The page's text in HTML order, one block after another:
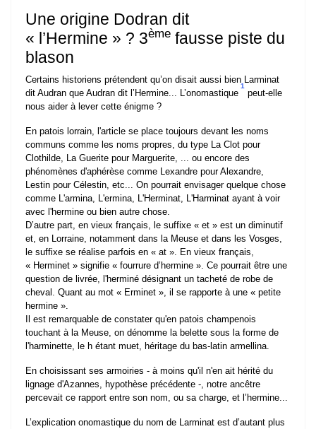
Une origine Dodran dit
« l’Hermine » ? 3ème fausse piste du
blason
Certains historiens prétendent qu’on disait aussi bien Larminat
dit Audran que Audran dit l’Hermine... L’onomastique
1
peut-elle
nous aider à lever cette énigme ?
En patois lorrain, l'article se place toujours devant les noms
communs comme les noms propres, du type La Clot pour
Clothilde, La Guerite pour Marguerite, ... ou encore des
phénomènes d'aphérèse comme Lexandre pour Alexandre,
Lestin pour Célestin, etc... On pourrait envisager quelque chose
comme L'armina, L'ermina, L'Herminat, L'Harminat ayant à voir
avec l'hermine ou bien autre chose.
D’autre part, en vieux français, le suffixe « et » est un diminutif
et, en Lorraine, notamment dans la Meuse et dans les Vosges,
le suffixe se réalise parfois en « at ». En vieux français,
« Herminet » signifie « fourrure d’hermine ». Ce pourrait être une
question de livrée, l'herminé désignant un tacheté de robe de
cheval. Quant au mot « Erminet », il se rapporte à une « petite
hermine ».
Il est remarquable de constater qu'en patois champenois
touchant à la Meuse, on dénomme la belette sous la forme de
l'harminette, le h étant muet, héritage du bas-latin armellina.
En choisissant ses armoiries - à moins qu'il n'en ait hérité du
lignage d'Azannes, hypothèse précédente -, notre ancêtre
percevait ce rapport entre son nom, ou sa charge, et l’hermine...
L’explication onomastique du nom de Larminat est d’autant plus